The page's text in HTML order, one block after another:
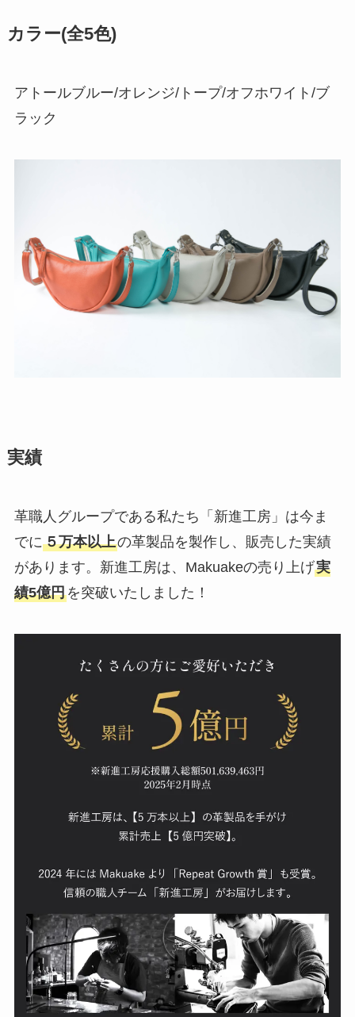
カラー(全5色)
アトールブルー/オレンジ/トープ/オフホワイト/ブ
ラック
実績
革職人グループである私たち「新進工房」は今ま
でに５万本以上の革製品を製作し、販売した実績
があります。新進工房は、Makuakeの売り上げ実
績5億円を突破いたしました！